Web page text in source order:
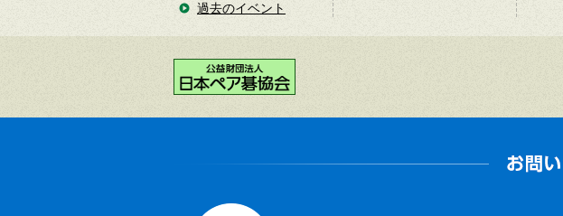
過去のイベント